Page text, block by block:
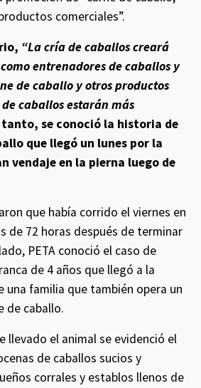
comerciales”.
“La cría de caballos creará
entrenadores de caballos y
de caballo y otros productos
caballos estarán más
se conoció la historia de
que llegó un lunes por la
vendaje en la pierna luego de
que había corrido el viernes en
de 72 horas después de terminar
PETA conoció el caso de
de 4 años que llegó a la
una familia que también opera un
de caballo.
llevado el animal se evidenció el
de caballos sucios y
corrales y establos llenos de